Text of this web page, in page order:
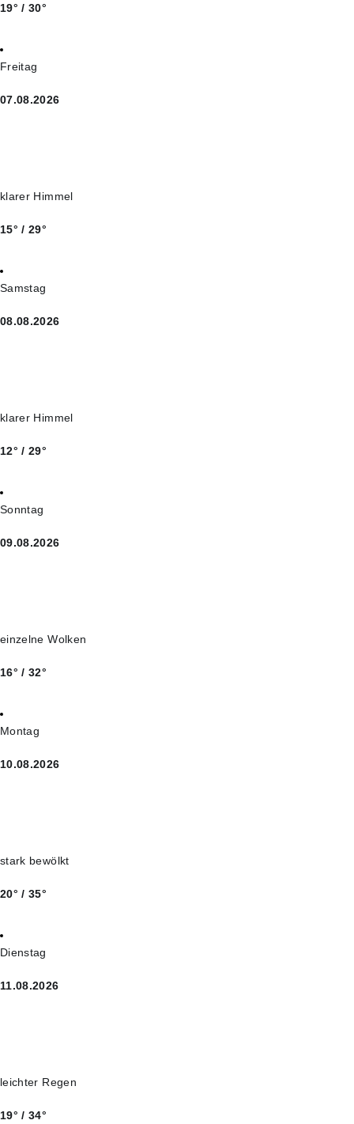
19° / 30°
Freitag
07.08.2026
klarer Himmel
15° / 29°
Samstag
08.08.2026
klarer Himmel
12° / 29°
Sonntag
09.08.2026
einzelne Wolken
16° / 32°
Montag
10.08.2026
stark bewölkt
20° / 35°
Dienstag
11.08.2026
leichter Regen
19° / 34°